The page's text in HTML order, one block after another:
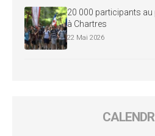
20 000 participants au
à Chartres
22 Mai 2026